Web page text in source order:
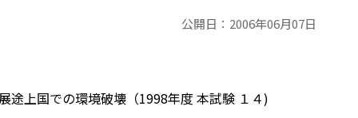
公開日： 2006年06月07日
上国での環境破壊（1998年度 本試験 １４)